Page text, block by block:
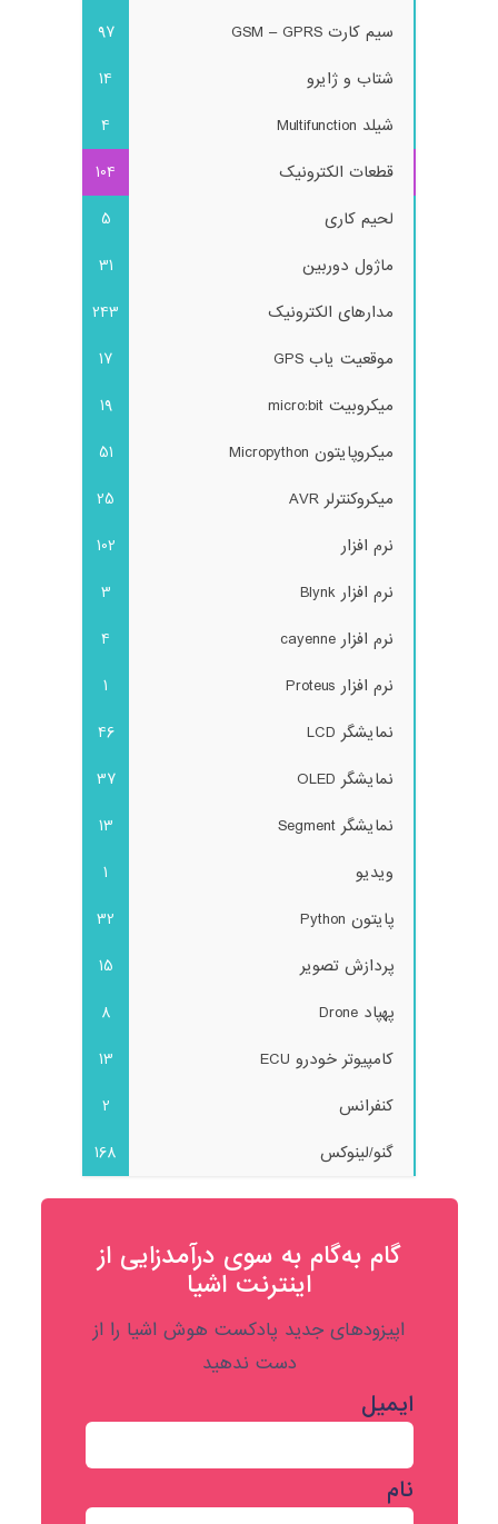
سیم کارت GSM – GPRS
97
شتاب و ژایرو
14
شیلد Multifunction
4
قطعات الکترونیک
104
لحیم کاری
5
ماژول دوربین
31
مدارهای الکترونیک
243
موقعیت یاب GPS
17
میکروبیت micro:bit
19
میکروپایتون Micropython
51
میکروکنترلر AVR
25
نرم افزار
102
نرم افزار Blynk
3
نرم افزار cayenne
4
نرم افزار Proteus
1
نمایشگر LCD
46
نمایشگر OLED
37
نمایشگر Segment
13
ویدیو
1
پایتون Python
32
پردازش تصویر
15
پهپاد Drone
8
کامپیوتر خودرو ECU
13
کنفرانس
2
گنو/لینوکس
168
گام به‌گام به‌ سوی درآمدزایی از
اینترنت اشیا
اپیزودهای جدید پادکست هوش اشیا را از
دست ندهید
ایمیل
نام